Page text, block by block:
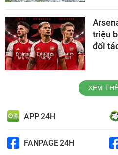
triệu
đối
XEM
APP 24H
FANPAGE 24H